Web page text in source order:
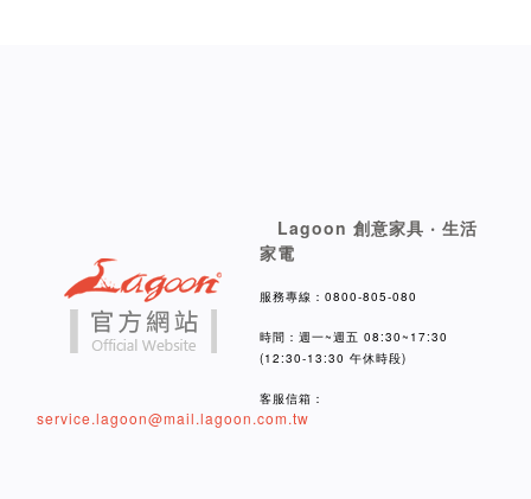
Lagoon 創意家具 ‧ 生活
家電
服務專線：0800-805-080
時間：週一~週五 08:30~17:30
(12:30-13:30 午休時段)
客服信箱：
service.lagoon@mail.lagoon.com.tw